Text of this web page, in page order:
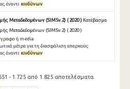
έναντι κινδύνων
Μεταδεδομένων (SIMSv.2) ( 2020 ) Κατέβασμα
Μεταδεδομένων (SIMSv.2) ( 2020 )
ή media
μέτρα για τη διασφάλιση επαρκούς
έναντι κινδύνων
- 1.725 από 1.825 αποτελέσματα.